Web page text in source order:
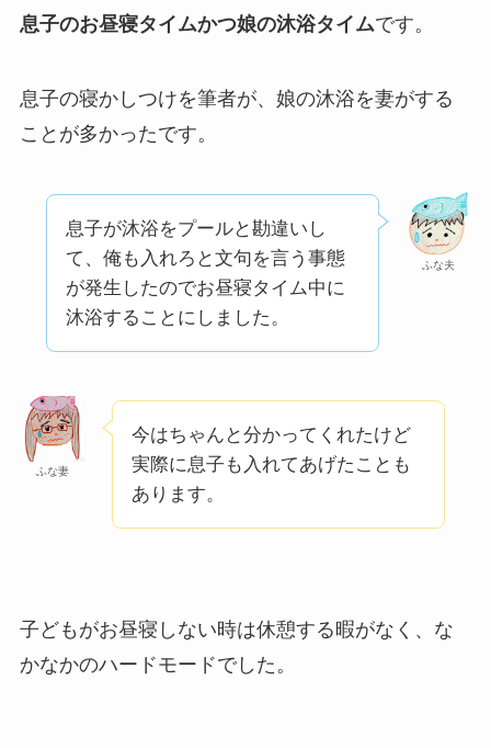
息子のお昼寝タイムかつ娘の沐浴タイムです。
息子の寝かしつけを筆者が、娘の沐浴を妻がする
ことが多かったです。
ふな夫
息子が沐浴をプールと勘違いし
て、俺も入れろと文句を言う事態
が発生したのでお昼寝タイム中に
沐浴することにしました。
ふな妻
今はちゃんと分かってくれたけど
実際に息子も入れてあげたことも
あります。
子どもがお昼寝しない時は休憩する暇がなく、な
かなかのハードモードでした。